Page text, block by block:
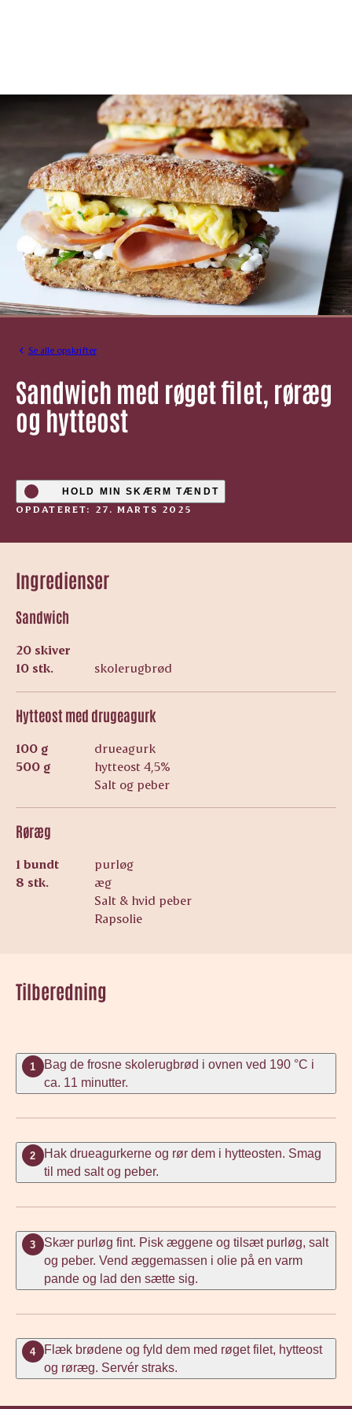
Se alle opskrifter
Sandwich med røget filet, røræg
og hytteost
HOLD MIN SKÆRM TÆNDT
OPDATERET: 27. MARTS 2025
Ingredienser
Sandwich
20 skiver
10 stk.
skolerugbrød
Hytteost med drugeagurk
100 g
drueagurk
500 g
hytteost 4,5%
Salt og peber
Røræg
1 bundt
purløg
8 stk.
æg
Salt & hvid peber
Rapsolie
Tilberedning
1
Bag de frosne skolerugbrød i ovnen ved 190 °C i
ca. 11 minutter.
2
Hak drueagurkerne og rør dem i hytteosten. Smag
til med salt og peber.
3
Skær purløg fint. Pisk æggene og tilsæt purløg, salt
og peber. Vend æggemassen i olie på en varm
pande og lad den sætte sig.
4
Flæk brødene og fyld dem med røget filet, hytteost
og røræg. Servér straks.